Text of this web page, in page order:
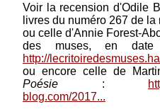
ANTHOLOGIE
Voir la recension d'Odile
livres du numéro 267 de la
ou celle d'Annie Forest-
des muses, en
http://
ou encore celle de
Poésie :
blog.com/2017...